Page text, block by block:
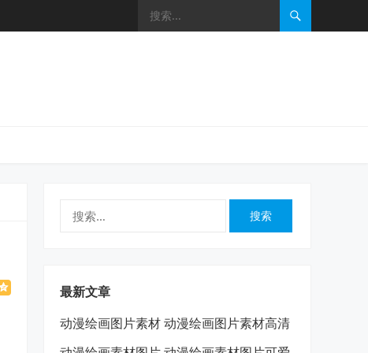
最新文章
动漫绘画图片素材 动漫绘画图片素材高清